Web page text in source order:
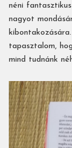
néni
nagyot
tapasztalom,
mind tudnánk